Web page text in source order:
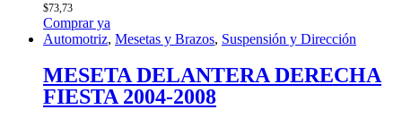
$73,73
Comprar ya
Automotriz, Mesetas y Brazos, Suspensión y Dirección
MESETA DELANTERA DERECHA
FIESTA 2004-2008